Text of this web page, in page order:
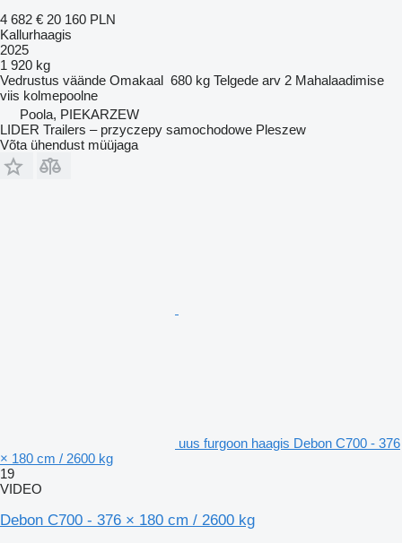
4 682 € 20 160 PLN
Kallurhaagis
2025
1 920 kg
Vedrustus väände Omakaal 680 kg Telgede arv 2 Mahalaadimise
viis kolmepoolne
Poola, PIEKARZEW
LIDER Trailers – przyczepy samochodowe Pleszew
Võta ühendust müüjaga
uus furgoon haagis Debon C700 - 376
× 180 cm / 2600 kg
19
VIDEO
Debon C700 - 376 × 180 cm / 2600 kg